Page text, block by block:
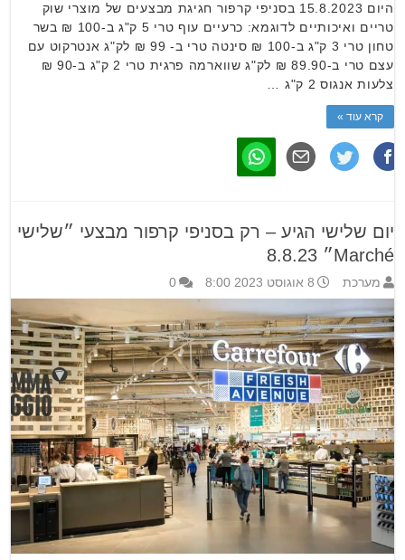
היום 15.8.2023 בסניפי קרפור חגיגת מבצעים של מוצרי שוק
טריים ואיכותיים לדוגמא: כרעיים עוף טרי 5 ק"ג ב-100 ₪ בשר
טחון טרי 3 ק"ג ב-100 ₪ סינטה טרי ב- 99 ₪ לק"ג אנטרקוט עם
עצם טרי ב-89.90 ₪ לק"ג שווארמה פרגית טרי 2 ק"ג ב-90 ₪
צלעות אנגוס 2 ק"ג …
קרא עוד »
יום שלישי הגיע – רק בסניפי קרפור מבצעי ״שלישי
Marché״ 8.8.23
מערכת 8 אוגוסט 2023 8:00 0